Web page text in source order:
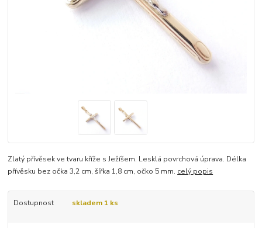
Zlatý přívěsek ve tvaru kříže s Ježíšem. Lesklá povrchová úprava. Délka
přívěsku bez očka 3,2 cm, šířka 1,8 cm, očko 5 mm. celý popis
Dostupnost skladem 1 ks